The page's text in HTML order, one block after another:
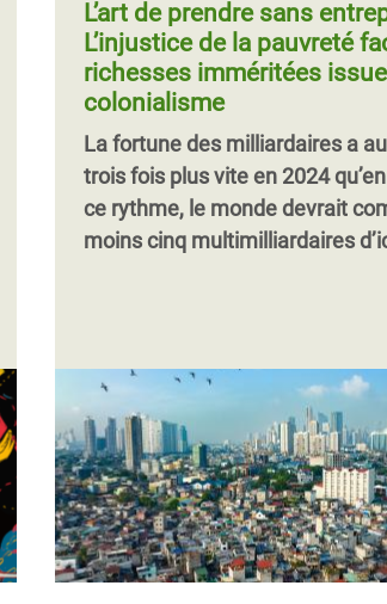
L’art de prendre sans
L’injustice de la pauvreté
richesses imméritées
colonialisme
La fortune des milliardaires a
trois fois plus vite en 2024
ce rythme, le monde devrait
moins cinq multimilliardaires